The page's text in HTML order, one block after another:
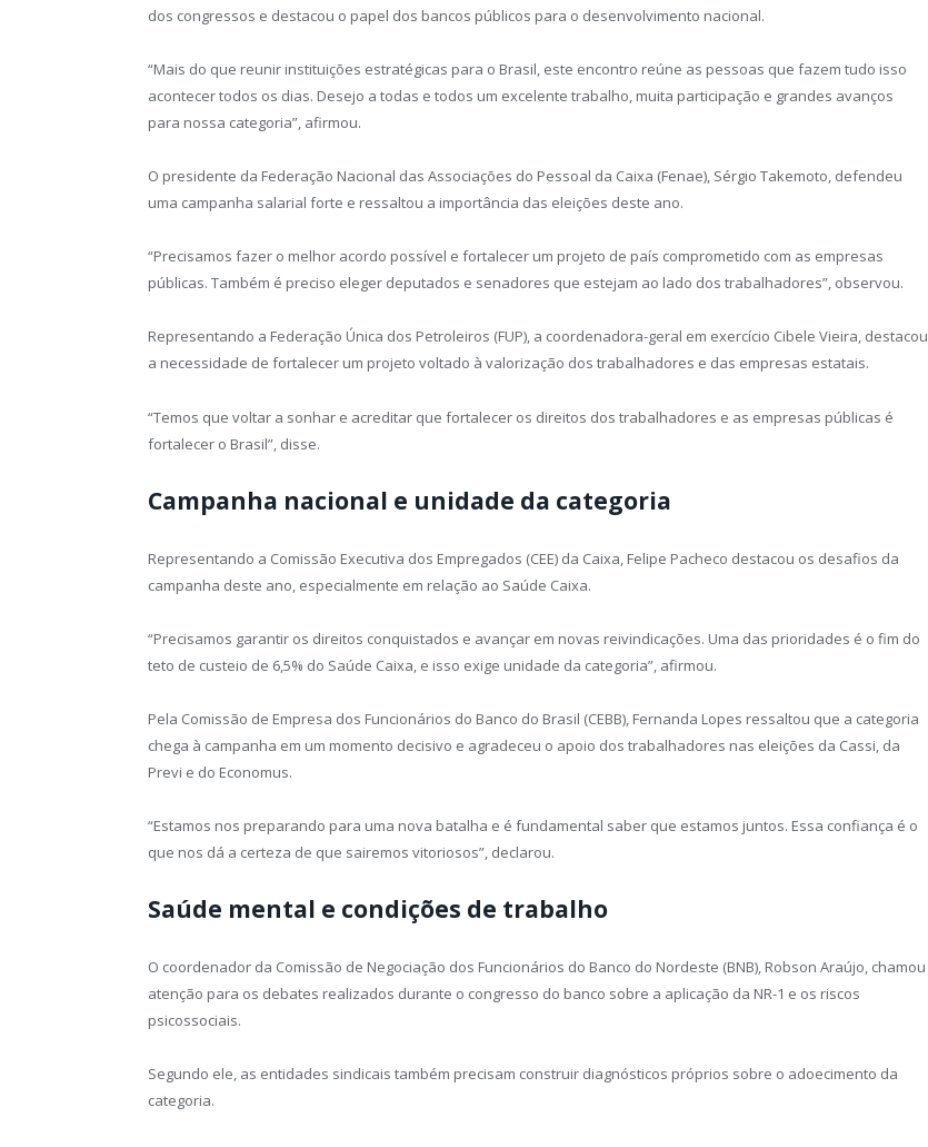
dos congressos e destacou o papel dos bancos públicos para o desenvolvimento nacional.
“Mais do que reunir instituições estratégicas para o Brasil, este encontro reúne as pessoas que fazem tudo isso
acontecer todos os dias. Desejo a todas e todos um excelente trabalho, muita participação e grandes avanços
para nossa categoria”, afirmou.
O presidente da Federação Nacional das Associações do Pessoal da Caixa (Fenae), Sérgio Takemoto, defendeu
uma campanha salarial forte e ressaltou a importância das eleições deste ano.
“Precisamos fazer o melhor acordo possível e fortalecer um projeto de país comprometido com as empresas
públicas. Também é preciso eleger deputados e senadores que estejam ao lado dos trabalhadores”, observou.
Representando a Federação Única dos Petroleiros (FUP), a coordenadora-geral em exercício Cibele Vieira, destacou
a necessidade de fortalecer um projeto voltado à valorização dos trabalhadores e das empresas estatais.
“Temos que voltar a sonhar e acreditar que fortalecer os direitos dos trabalhadores e as empresas públicas é
fortalecer o Brasil”, disse.
Campanha nacional e unidade da categoria
Representando a Comissão Executiva dos Empregados (CEE) da Caixa, Felipe Pacheco destacou os desafios da
campanha deste ano, especialmente em relação ao Saúde Caixa.
“Precisamos garantir os direitos conquistados e avançar em novas reivindicações. Uma das prioridades é o fim do
teto de custeio de 6,5% do Saúde Caixa, e isso exige unidade da categoria”, afirmou.
Pela Comissão de Empresa dos Funcionários do Banco do Brasil (CEBB), Fernanda Lopes ressaltou que a categoria
chega à campanha em um momento decisivo e agradeceu o apoio dos trabalhadores nas eleições da Cassi, da
Previ e do Economus.
“Estamos nos preparando para uma nova batalha e é fundamental saber que estamos juntos. Essa confiança é o
que nos dá a certeza de que sairemos vitoriosos”, declarou.
Saúde mental e condições de trabalho
O coordenador da Comissão de Negociação dos Funcionários do Banco do Nordeste (BNB), Robson Araújo, chamou
atenção para os debates realizados durante o congresso do banco sobre a aplicação da NR-1 e os riscos
psicossociais.
Segundo ele, as entidades sindicais também precisam construir diagnósticos próprios sobre o adoecimento da
categoria.